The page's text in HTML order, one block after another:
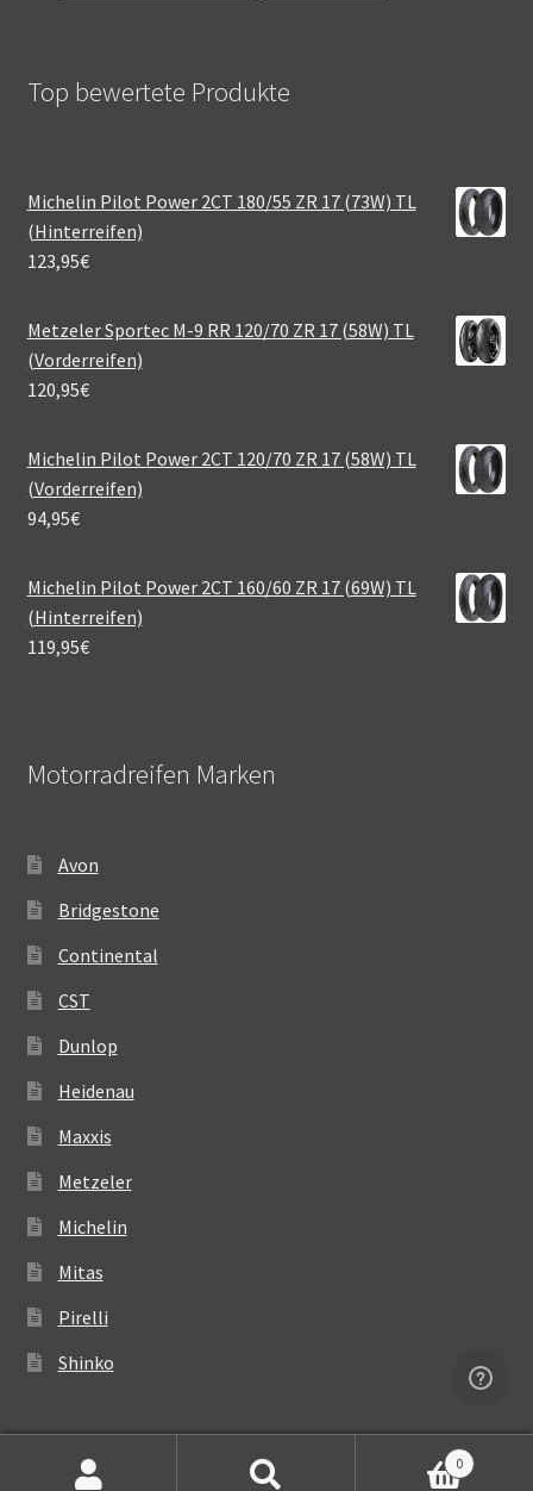
Top bewertete Produkte
Michelin Pilot Power 2CT 180/55 ZR 17 (73W) TL
(Hinterreifen)
123,95€
Metzeler Sportec M-9 RR 120/70 ZR 17 (58W) TL
(Vorderreifen)
120,95€
Michelin Pilot Power 2CT 120/70 ZR 17 (58W) TL
(Vorderreifen)
94,95€
Michelin Pilot Power 2CT 160/60 ZR 17 (69W) TL
(Hinterreifen)
119,95€
Motorradreifen Marken
Avon
Bridgestone
Continental
CST
Dunlop
Heidenau
Maxxis
Metzeler
Michelin
Mitas
Pirelli
Shinko
0